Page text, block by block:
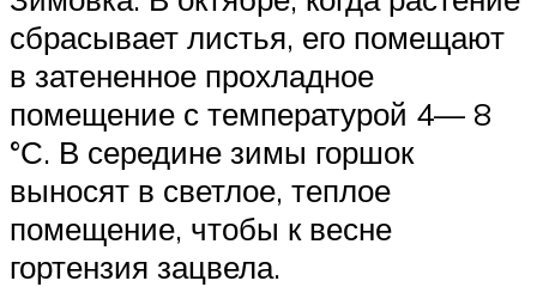
сбрасывает листья, его помещают
в затененное прохладное
помещение с температурой 4— 8
°С. В середине зимы горшок
выносят в светлое, теплое
помещение, чтобы к весне
гортензия зацвела.